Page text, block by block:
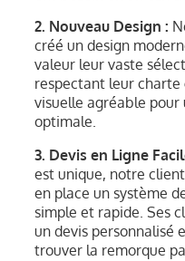
2. Nouveau Design :
créé un design
valeur leur vaste
respectant leur
visuelle agréable
optimale.
3. Devis en Ligne
est unique, notre
en place un système
simple et rapide. Ses
un devis personnalisé
trouver la remorque